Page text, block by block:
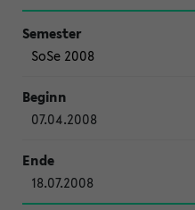
SoSe 2008
07.04.2008
18.07.2008